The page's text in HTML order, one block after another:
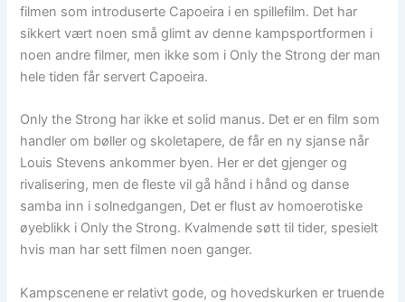
filmen som introduserte Capoeira i en spillefilm. Det har
sikkert vært noen små glimt av denne kampsportformen i
noen andre filmer, men ikke som i Only the Strong der man
hele tiden får servert Capoeira.
Only the Strong har ikke et solid manus. Det er en film som
handler om bøller og skoletapere, de får en ny sjanse når
Louis Stevens ankommer byen. Her er det gjenger og
rivalisering, men de fleste vil gå hånd i hånd og danse
samba inn i solnedgangen, Det er flust av homoerotiske
øyeblikk i Only the Strong. Kvalmende søtt til tider, spesielt
hvis man har sett filmen noen ganger.
Kampscenene er relativt gode, og hovedskurken er truende